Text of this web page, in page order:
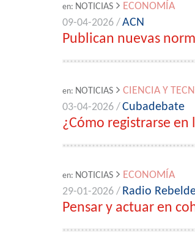
en: NOTICIAS
ECONOMÍA
09-04-2026 /ACN
Publican nuevas
en: NOTICIAS
CIENCIA Y
03-04-2026 /Cubadebate
¿Cómo registrarse
en: NOTICIAS
ECONOMÍA
29-01-2026 / Radio
Pensar y actuar en